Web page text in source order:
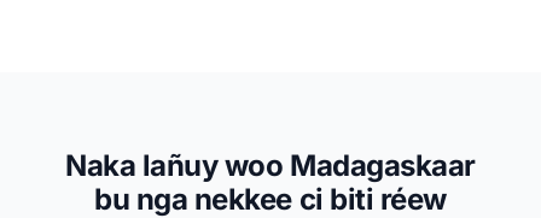
Naka lañuy woo Madagaskaar
bu nga nekkee ci biti réew